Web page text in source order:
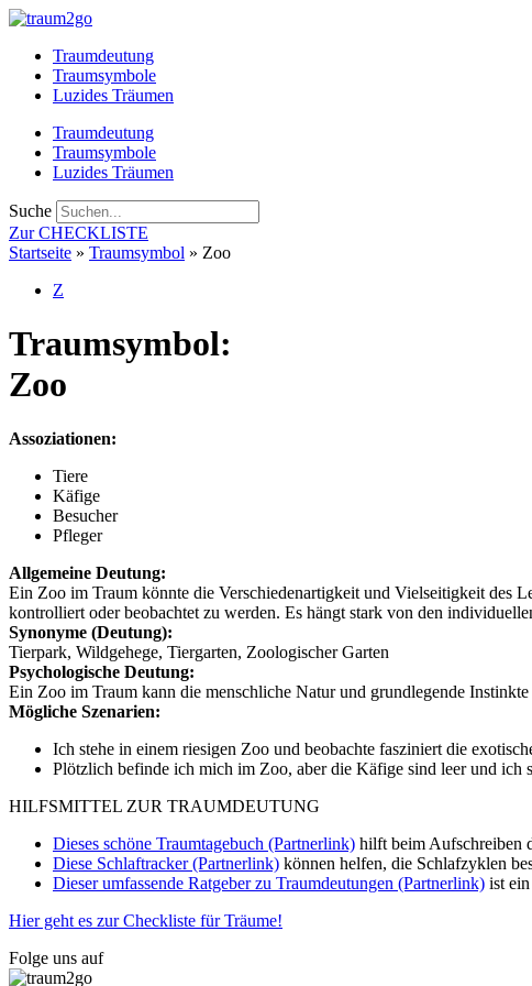
Zum
springenTraumdeutung
Traumsymbole
Luzides Träumen
Traumdeutung
Traumsymbole
Luzides Träumen
Suche
Zur CHECKLISTE
Startseite » Traumsymbol » Zoo
Z
Traumsymbol:
Zoo
Assoziationen:
Tiere
Käfige
Besucher
Pfleger
Allgemeine Deutung:
Ein Zoo im Traum könnte die Verschiedenartigkeit und Vielseitigkeit des
kontrolliert oder beobachtet zu werden. Es hängt stark von den
Synonyme (Deutung):
Tierpark, Wildgehege, Tiergarten, Zoologischer Garten
Psychologische Deutung:
Ein Zoo im Traum kann die menschliche Natur und grundlegende
Mögliche Szenarien:
Ich stehe in einem riesigen Zoo und beobachte fasziniert die
Plötzlich befinde ich mich im Zoo, aber die Käfige sind leer und ich
HILFSMITTEL ZUR TRAUMDEUTUNG
Dieses schöne Traumtagebuch (Partnerlink) hilft beim Aufschreiben
Diese Schlaftracker (Partnerlink) können helfen, die Schlafzyklen
Dieser umfassende Ratgeber zu Traumdeutungen (Partnerlink) ist
Hier geht es zur Checkliste für Träume!
Folge uns auf